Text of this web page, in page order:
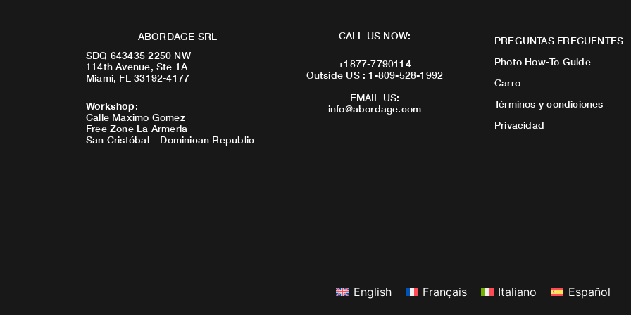
ABORDAGE SRL
SDQ 643435 2250 NW
114th Avenue, Ste 1A
Miami, FL 33192-4177
Workshop:
Calle Maximo Gomez
Free Zone La Armeria
San Cristóbal – Dominican Republic
CALL US NOW:
+1877-7790114
Outside US : 1-809-528-1992
EMAIL US:
info@abordage.com
PREGUNTAS FRECUENTES
Photo How-To Guide
Carro
Términos y condiciones
Privacidad
English Français Italiano Español